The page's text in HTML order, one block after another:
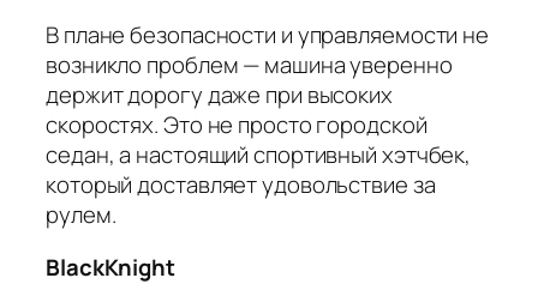
В плане безопасности и управляемости не
возникло проблем — машина уверенно
держит дорогу даже при высоких
скоростях. Это не просто городской
седан, а настоящий спортивный хэтчбек,
который доставляет удовольствие за
рулем.
BlackKnight